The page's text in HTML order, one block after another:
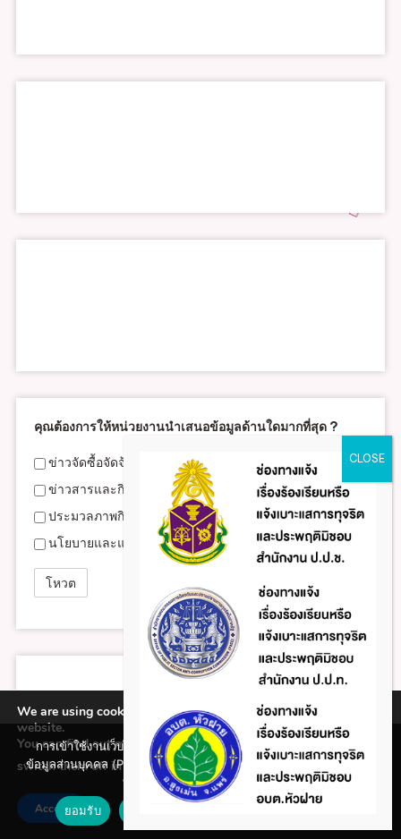
คุณต้องการให้หน่วยงานนำเสนอข้อมูลด้านใดมากที่สุด ?
ข่าวจัดซื้อจัดจ้าง
ข่าวสารและกิจกรรม
ประมวลภาพกิจกรรม
นโยบายและแผนงาน
We are using cookies to give you the best experience on our
website.
You can find out more about which cookies we are using or
switch them off in
settings.
Accept
การเข้าใช้งานเว็บไซต์แห่งนี้ถือว่าท่านรับทราบใน นโยบายคุ้มครอง
ข้อมูลส่วนบุคคล (Privacy policy) และ นโยบายคุกกี้ (Cookie policy)
ที่ทางหน่วยงานได้จัดทำขึ้นแล้ว
ยอมรับ